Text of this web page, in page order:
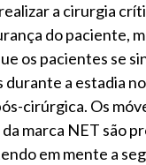
a cirurgia
do paciente,
os pacientes se
a estadia
cirúrgica. Os
marca NET são
em mente a